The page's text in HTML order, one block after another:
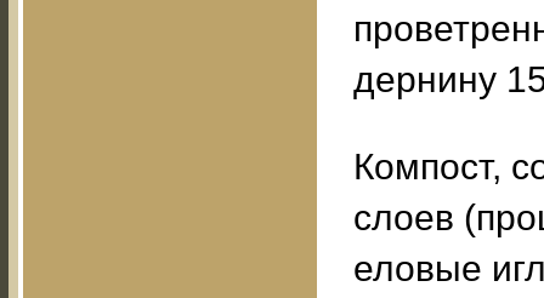
дернину
Компост,
слоев
еловые